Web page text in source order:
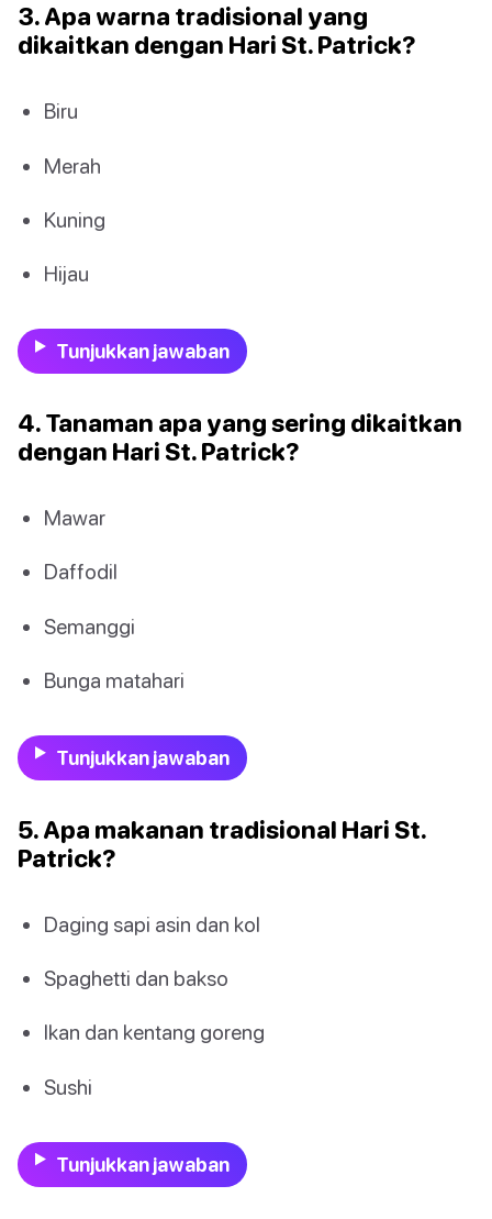
3. Apa warna tradisional yang
dikaitkan dengan Hari St. Patrick?
Biru
Merah
Kuning
Hijau
Tunjukkan jawaban
4. Tanaman apa yang sering dikaitkan
dengan Hari St. Patrick?
Mawar
Daffodil
Semanggi
Bunga matahari
Tunjukkan jawaban
5. Apa makanan tradisional Hari St.
Patrick?
Daging sapi asin dan kol
Spaghetti dan bakso
Ikan dan kentang goreng
Sushi
Tunjukkan jawaban